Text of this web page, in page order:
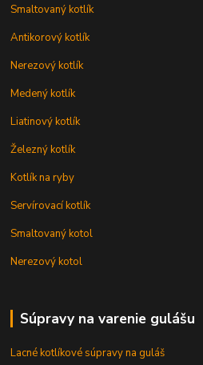
Smaltovaný kotlík
Antikorový kotlík
Nerezový kotlík
Medený kotlík
Liatinový kotlík
Železný kotlík
Kotlík na ryby
Servírovací kotlík
Smaltovaný kotol
Nerezový kotol
Súpravy na varenie gulášu
Lacné kotlíkové súpravy na guláš